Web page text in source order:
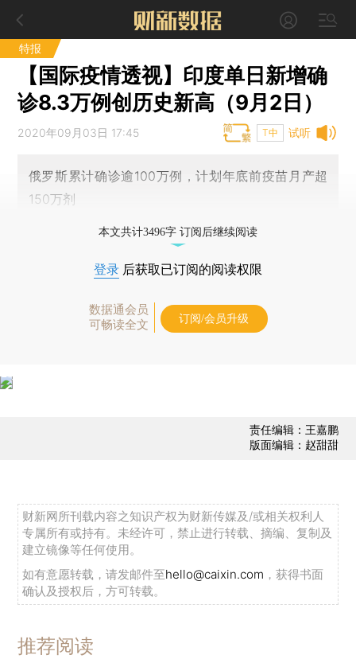
特报
【国际疫情透视】印度单日新增确
诊8.3万例创历史新高（9月2日）
试听
2020年09月03日 17:45 T中
俄罗斯累计确诊逾100万例，计划年底前疫苗月产超
150万剂
本文共计3496字 订阅后继续阅读
登录 后获取已订阅的阅读权限
数据通会员
可畅读全文
订阅/会员升级
责任编辑：王嘉鹏
版面编辑：赵甜甜
财新网所刊载内容之知识产权为财新传媒及/或相关权利人
专属所有或持有。未经许可，禁止进行转载、摘编、复制及
建立镜像等任何使用。
如有意愿转载，请发邮件至hello@caixin.com ，获得书面
确认及授权后，方可转载。
推荐阅读